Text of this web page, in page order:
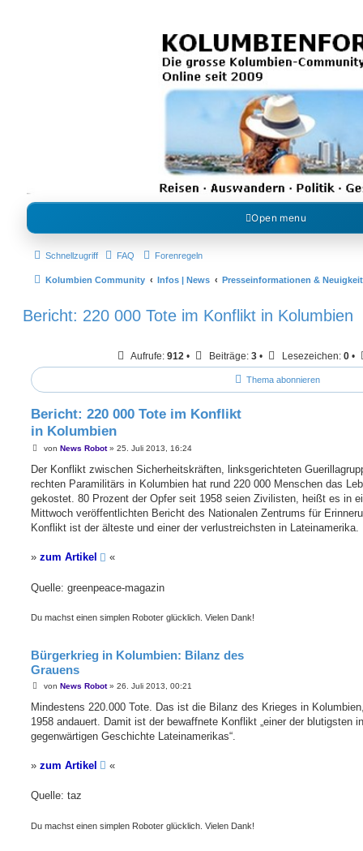
Kolumbienforum - Das grosse Forum der
Freunde Kolumbiens
Reisen, Auswandern, Kultur, Politik, Geschichte und Visum in Kolumbien und
Open menu
Schnellzugriff FAQ Forenregeln
Kolumbien Community Infos | News Presseinformationen &
Bericht: 220 000 Tote im Konflikt in Kolumbien
Thema abonnieren
Aufrufe: 912 • Beiträge: 3• Lesezeichen: 0•
Bericht: 220 000 Tote im Konflikt
in Kolumbien
B
i
r
a
von News Robot» 25. Juli 2013, 16:24
Der Konflikt zwischen Sicherheitskräften, linksgerichteten
rechten Paramilitärs in Kolumbien hat rund 220 000 Menschen das
gekostet. 80 Prozent der Opfer seit 1958 seien Zivilisten, heißt es in
Mittwoch veröffentlichten Bericht des Nationalen Zentrums für
Konflikt ist der älteste und einer der verlustreichsten in Lateinamerika.
» zum Artikel «
Quelle: greenpeace-magazin
Du machst einen simplen Roboter glücklich. Vielen Dank!
Bürgerkrieg in Kolumbien: Bilanz des
Grauens
B
i
r
a
g
von News Robot» 26. Juli 2013, 00:21
Mindestens 220.000 Tote. Das ist die Bilanz des Krieges in
1958 andauert. Damit ist der bewaffnete Konflikt „einer der blutigsten
gegenwärtigen Geschichte Lateinamerikas“.
» zum Artikel «
Quelle: taz
Du machst einen simplen Roboter glücklich. Vielen Dank!